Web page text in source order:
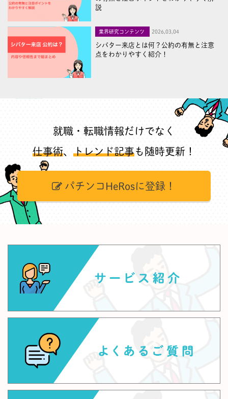
説
業界研究コンテンツ 2026,03,04
シバター来店とは何？公約の有無と注意
点をわかりやすく紹介！
就職・転職情報だけでなく
仕事術、 トレンド記事も随時更新！
パチンコHeRosに登録！